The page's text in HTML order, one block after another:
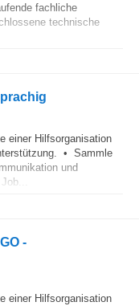
fachliche
technische
einer Hilfsorganisation
• Sammle
und
-
einer Hilfsorganisation